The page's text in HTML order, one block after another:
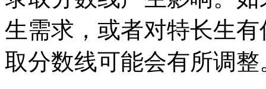
生需求，或者对特长生
取分数线可能会有所调整